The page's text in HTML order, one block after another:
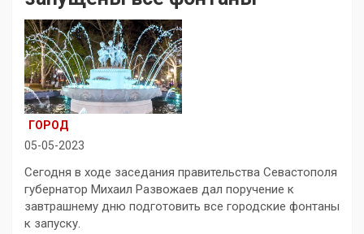
ГОРОД
05-05-2023
Сегодня в ходе заседания правительства Севастополя
губернатор Михаил Развожаев дал поручение к
завтрашнему дню подготовить все городские фонтаны
к запуску.